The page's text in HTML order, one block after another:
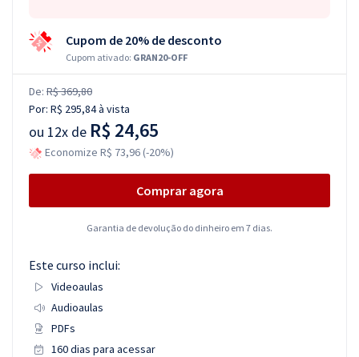
Cupom de 20% de desconto
Cupom ativado: GRAN20-OFF
De: R$ 369,80
Por: R$ 295,84à vista
ou 12x de R$ 24,65
Economize R$ 73,96 (-20%)
Comprar agora
Garantia de devolução do dinheiro em 7 dias.
Este curso inclui:
Videoaulas
Audioaulas
PDFs
160 dias para acessar